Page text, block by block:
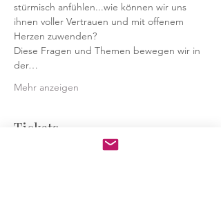
stürmisch anfühlen...wie können wir uns
ihnen voller Vertrauen und mit offenem
Herzen zuwenden?
Diese Fragen und Themen bewegen wir in
der…
Mehr anzeigen
Tickets